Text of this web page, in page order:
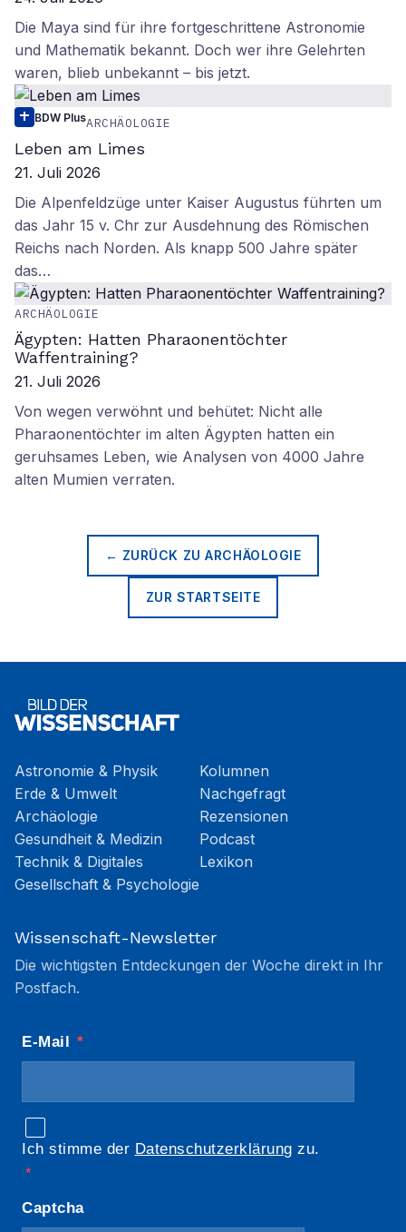
Die Maya sind für ihre fortgeschrittene Astronomie
und Mathematik bekannt. Doch wer ihre Gelehrten
waren, blieb unbekannt – bis jetzt.
BDW PlusARCHÄOLOGIE
Leben am Limes
21. Juli 2026
Die Alpenfeldzüge unter Kaiser Augustus führten um
das Jahr 15 v. Chr zur Ausdehnung des Römischen
Reichs nach Norden. Als knapp 500 Jahre später
das…
ARCHÄOLOGIE
Ägypten: Hatten Pharaonentöchter
Waffentraining?
21. Juli 2026
Von wegen verwöhnt und behütet: Nicht alle
Pharaonentöchter im alten Ägypten hatten ein
geruhsames Leben, wie Analysen von 4000 Jahre
alten Mumien verraten.
← ZURÜCK ZUARCHÄOLOGIE
ZUR STARTSEITE
Astronomie & Physik
Erde & Umwelt
Archäologie
Gesundheit & Medizin
Technik & Digitales
Gesellschaft & Psychologie
Kolumnen
Nachgefragt
Rezensionen
Podcast
Lexikon
Wissenschaft-Newsletter
Die wichtigsten Entdeckungen der Woche direkt in Ihr
Postfach.